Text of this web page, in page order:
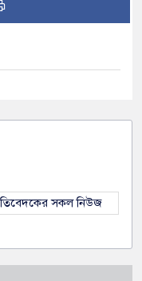
সকল নিউজ